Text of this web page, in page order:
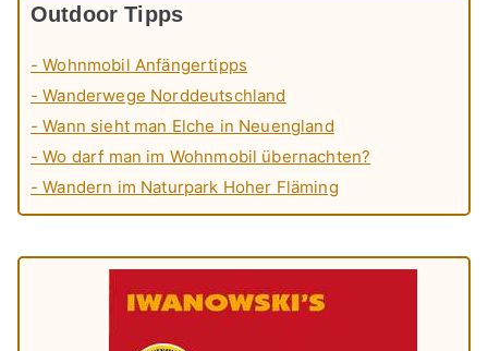
Outdoor Tipps
- Wohnmobil Anfängertipps
- Wanderwege Norddeutschland
- Wann sieht man Elche in Neuengland
- Wo darf man im Wohnmobil übernachten?
- Wandern im Naturpark Hoher Fläming